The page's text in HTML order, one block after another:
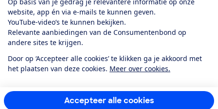
website, app én via e-mails te kunnen geven.
YouTube-video’s te kunnen bekijken.
Relevante aanbiedingen van de Consumentenbond op
andere sites te krijgen.
Door op ‘Accepteer alle cookies’ te klikken ga je akkoord met
het plaatsen van deze cookies. Meer over cookies.
Accepteer alle cookies
Algemene Voorwaarden
Privacyverklaring
Cookiebeleid
Privacyvoorkeuren
Toegankelijkheid
RSS-feed nieuws
Facebook
TwitterInstagram
YoutubeLinkedIn
12.901consumentenbeoordelen de Consumentenbondmet gemiddeld